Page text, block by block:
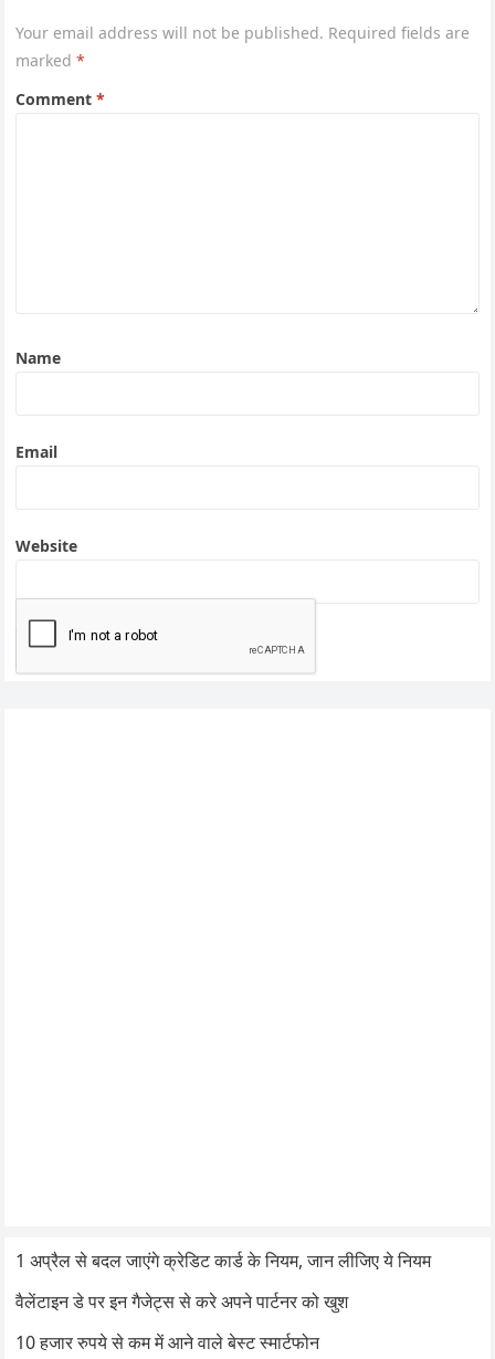
Your email address will not be published. Required fields are
marked*
Comment*
Name
Email
Website
1 अप्रैल से बदल जाएंगे क्रेडिट कार्ड के नियम, जान लीजिए ये नियम
वैलेंटाइन डे पर इन गैजेट्स से करे अपने पार्टनर को खुश
10 हजार रुपये से कम में आने वाले बेस्ट स्मार्टफोन